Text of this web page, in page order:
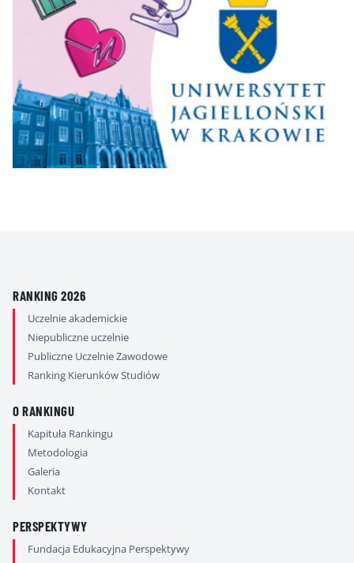
RANKING 2026
Uczelnie akademickie
Niepubliczne uczelnie
Publiczne Uczelnie Zawodowe
Ranking Kierunków Studiów
O RANKINGU
Kapituła Rankingu
Metodologia
Galeria
Kontakt
PERSPEKTYWY
Fundacja Edukacyjna Perspektywy